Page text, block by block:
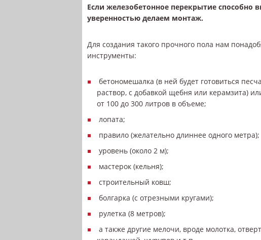
Если железобетонное перекрытие способно
уверенностью делаем монтаж.
Для создания такого прочного пола нам
инструменты:
бетономешалка (в ней будет готовиться
раствор, с добавкой щебня или керамзита)
от 100 до 300 литров в объеме;
лопата;
правило (желательно длиннее одного метра);
уровень (около 2 м);
мастерок (кельня);
строительный ковш;
болгарка (с отрезными кругами);
рулетка (8 метров);
а также другие мелочи, вроде молотка,